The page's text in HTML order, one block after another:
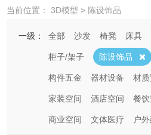
当前位置： 3D模型 > 陈设饰品
一级： 全部 沙发 椅凳 床具
柜子/架子 陈设饰品
构件五金 器材设备 材
家装空间 酒店空间 餐
商业空间 文体医疗 户